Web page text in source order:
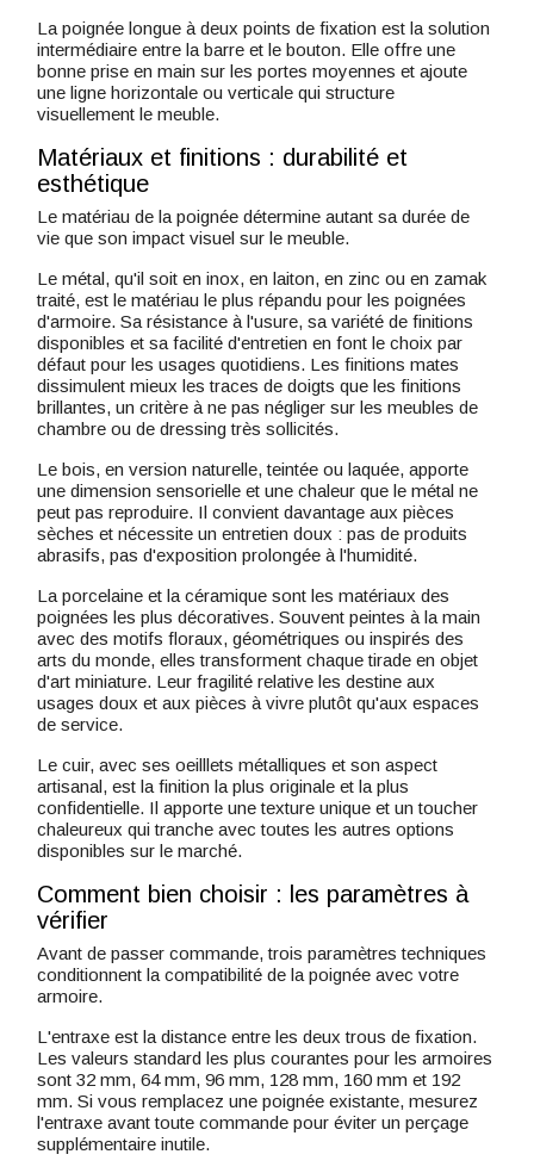
La poignée longue à deux points de fixation est la solution
intermédiaire entre la barre et le bouton. Elle offre une
bonne prise en main sur les portes moyennes et ajoute
une ligne horizontale ou verticale qui structure
visuellement le meuble.
Matériaux et finitions : durabilité et
esthétique
Le matériau de la poignée détermine autant sa durée de
vie que son impact visuel sur le meuble.
Le métal, qu'il soit en inox, en laiton, en zinc ou en zamak
traité, est le matériau le plus répandu pour les poignées
d'armoire. Sa résistance à l'usure, sa variété de finitions
disponibles et sa facilité d'entretien en font le choix par
défaut pour les usages quotidiens. Les finitions mates
dissimulent mieux les traces de doigts que les finitions
brillantes, un critère à ne pas négliger sur les meubles de
chambre ou de dressing très sollicités.
Le bois, en version naturelle, teintée ou laquée, apporte
une dimension sensorielle et une chaleur que le métal ne
peut pas reproduire. Il convient davantage aux pièces
sèches et nécessite un entretien doux : pas de produits
abrasifs, pas d'exposition prolongée à l'humidité.
La porcelaine et la céramique sont les matériaux des
poignées les plus décoratives. Souvent peintes à la main
avec des motifs floraux, géométriques ou inspirés des
arts du monde, elles transforment chaque tirade en objet
d'art miniature. Leur fragilité relative les destine aux
usages doux et aux pièces à vivre plutôt qu'aux espaces
de service.
Le cuir, avec ses oeilllets métalliques et son aspect
artisanal, est la finition la plus originale et la plus
confidentielle. Il apporte une texture unique et un toucher
chaleureux qui tranche avec toutes les autres options
disponibles sur le marché.
Comment bien choisir : les paramètres à
vérifier
Avant de passer commande, trois paramètres techniques
conditionnent la compatibilité de la poignée avec votre
armoire.
L'entraxe est la distance entre les deux trous de fixation.
Les valeurs standard les plus courantes pour les armoires
sont 32 mm, 64 mm, 96 mm, 128 mm, 160 mm et 192
mm. Si vous remplacez une poignée existante, mesurez
l'entraxe avant toute commande pour éviter un perçage
supplémentaire inutile.